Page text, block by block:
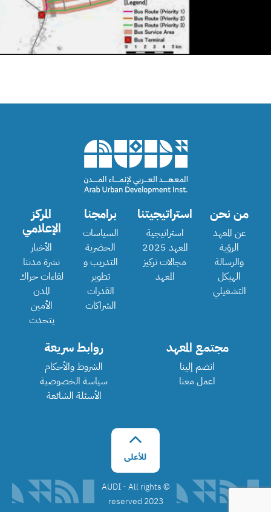
من نحن
عن المعهد
الرؤية
والرسالة
الهيكل
التشغيلي
استراتيجيتنا
استراتيجية
المعهد 2025
مجالات تركيز
المعهد
برامجنا
السياسات
الحضرية
التدريب و
تطوير
القدرات
الشراكات
المركز
الإعلامي
الأخبار
نشرة مدننا
لقاءات حراك
المدن
الأمين
يتحدث
مجتمع المعهد
انضم إلينا
اعمل معنا
روابط سريعة
الشروط والأحكام
سياسة الخصوصية
الأسئلة الشائعة
©️ AUDI - All rights
reserved 2023